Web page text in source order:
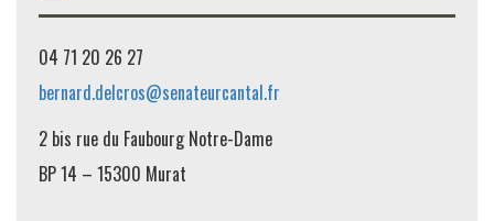
04 71 20 26 27
bernard.delcros@senateurcantal.fr
2 bis rue du Faubourg Notre-Dame
BP 14 – 15300 Murat